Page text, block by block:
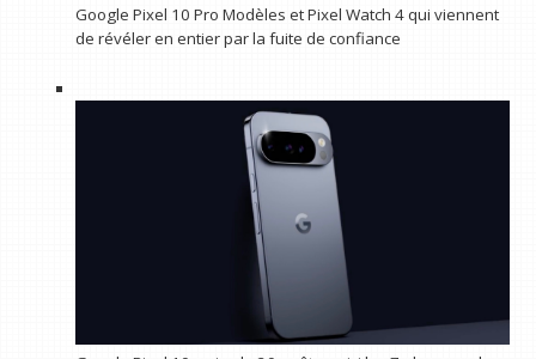
Google Pixel 10 Pro Modèles et Pixel Watch 4 qui viennent
de révéler en entier par la fuite de confiance